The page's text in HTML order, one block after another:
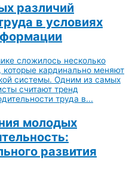
различий
в условиях
сложилось несколько
которые кардинально меняют
системы. Одним из самых
считают тренд
труда в...
молодых
развития